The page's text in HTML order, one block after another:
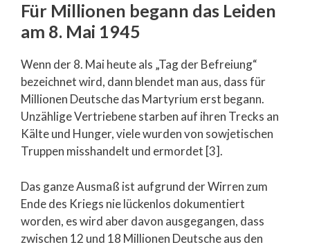
Für Millionen begann das Leiden
am 8. Mai 1945
Wenn der 8. Mai heute als „Tag der Befreiung“
bezeichnet wird, dann blendet man aus, dass für
Millionen Deutsche das Martyrium erst begann.
Unzählige Vertriebene starben auf ihren Trecks an
Kälte und Hunger, viele wurden von sowjetischen
Truppen misshandelt und ermordet [3].
Das ganze Ausmaß ist aufgrund der Wirren zum
Ende des Kriegs nie lückenlos dokumentiert
worden, es wird aber davon ausgegangen, dass
zwischen 12 und 18 Millionen Deutsche aus den